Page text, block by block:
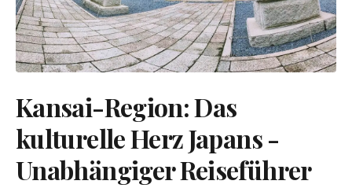
Kansai-Region: Das
kulturelle Herz Japans -
Unabhängiger Reiseführer